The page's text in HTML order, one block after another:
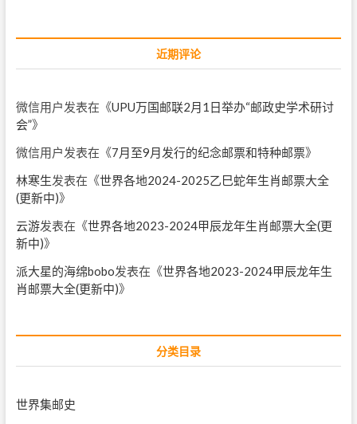
近期评论
微信用户发表在《UPU万国邮联2月1日举办“邮政史学术研讨
会”》
微信用户发表在《7月至9月发行的纪念邮票和特种邮票》
林寒生发表在《世界各地2024-2025乙巳蛇年生肖邮票大全
(更新中)》
云游发表在《世界各地2023-2024甲辰龙年生肖邮票大全(更
新中)》
派大星的海绵bobo发表在《世界各地2023-2024甲辰龙年生
肖邮票大全(更新中)》
分类目录
世界集邮史